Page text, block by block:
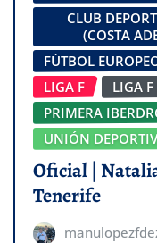
CLUB
(COSTA
FÚTBOL
LIGA F
LIGA
PRIMERA
UNIÓN
Oficial |
Tenerife